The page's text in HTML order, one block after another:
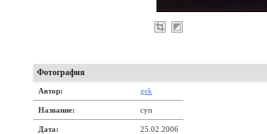
Фотография
Автор: gek
Название: суп
Дата: 25.02.2006